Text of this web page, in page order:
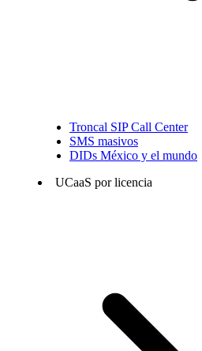
Troncal SIP Call Center
SMS masivos
DIDs México y el mundo
UCaaS por licencia